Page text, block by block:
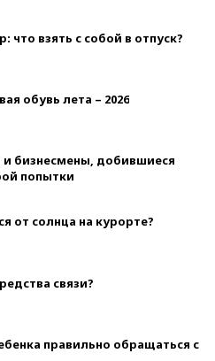
взять с собой в отпуск?
обувь лета – 2026
и бизнесмены, добившиеся
попытки
от солнца на курорте?
связи?
правильно обращаться с